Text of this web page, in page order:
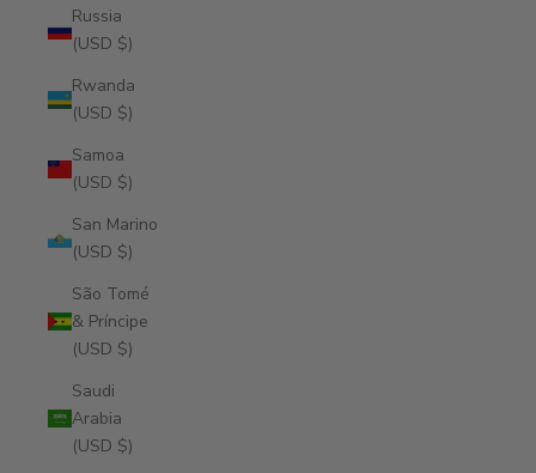
Russia
(USD $)
Rwanda
(USD $)
Samoa
(USD $)
San Marino
(USD $)
São Tomé
& Príncipe
(USD $)
Saudi
Arabia
(USD $)